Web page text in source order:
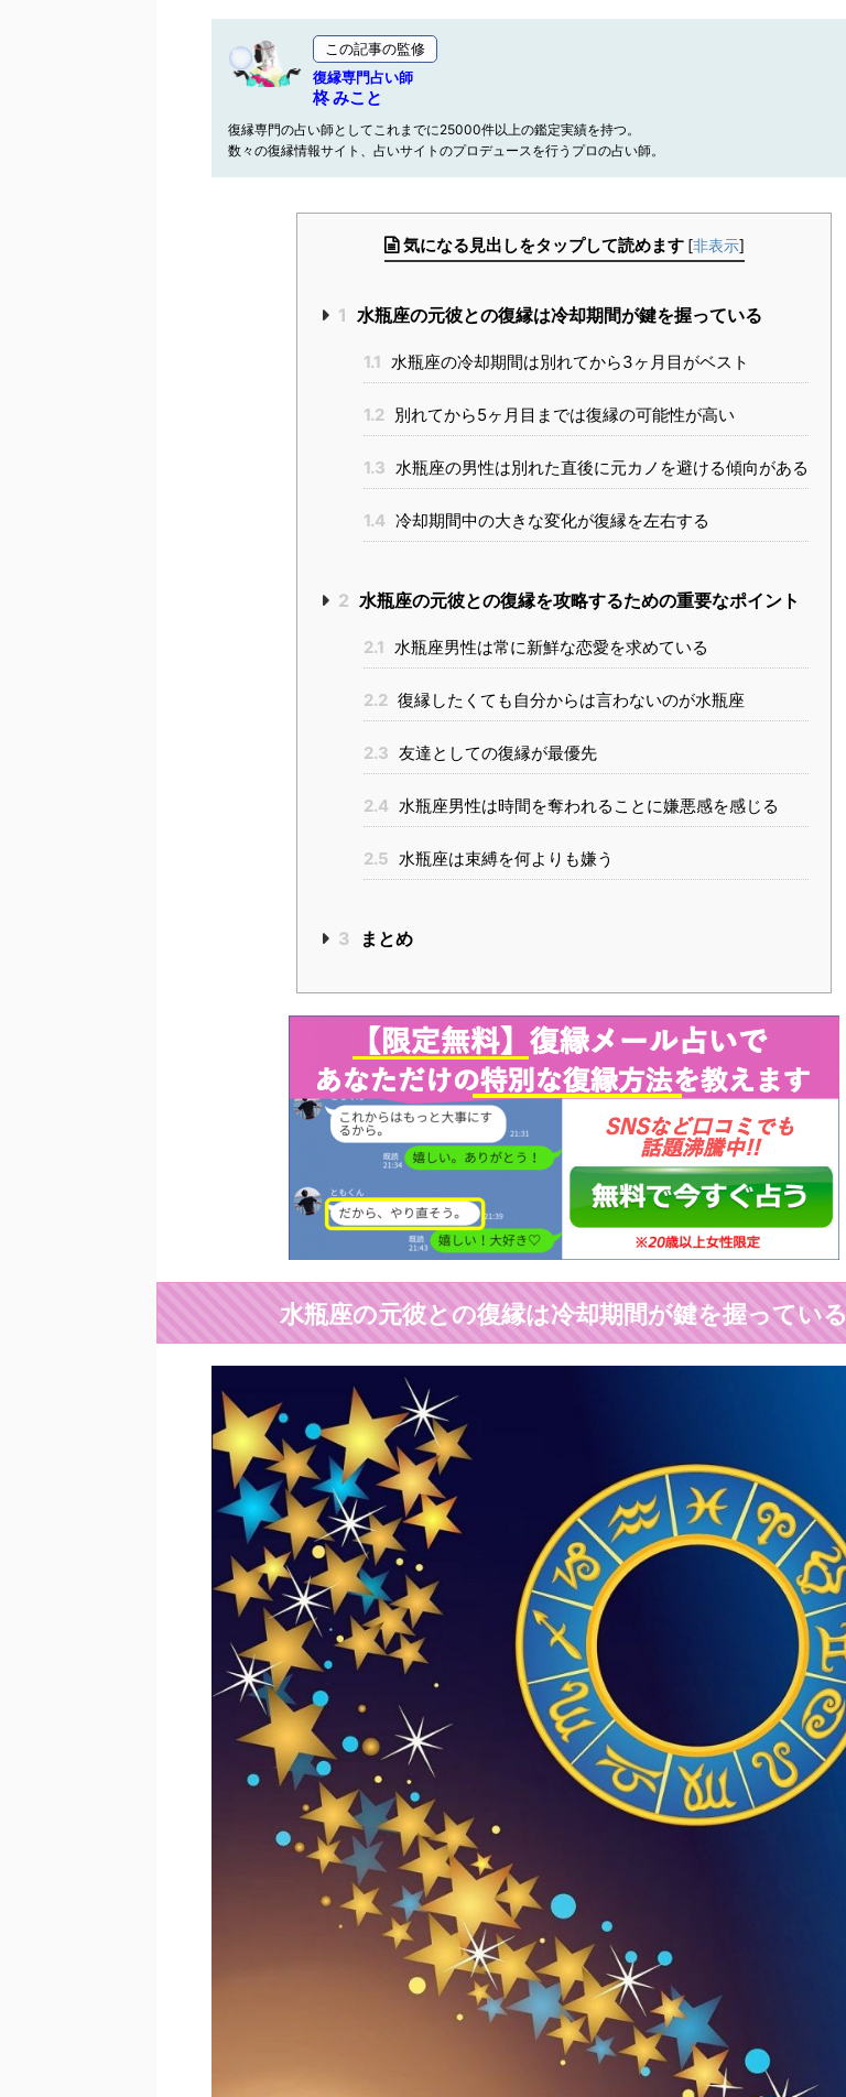
この記事の監修
復縁専門占い師
柊 みこと
復縁専門の占い師としてこれまでに25000件以上の鑑定実績を持つ。
数々の復縁情報サイト、占いサイトのプロデュースを行うプロの占い師。
気になる見出しをタップして読めます [非表示]
1 水瓶座の元彼との復縁は冷却期間が鍵を握っている
1.1 水瓶座の冷却期間は別れてから3ヶ月目がベスト
1.2 別れてから5ヶ月目までは復縁の可能性が高い
1.3 水瓶座の男性は別れた直後に元カノを避ける傾向がある
1.4 冷却期間中の大きな変化が復縁を左右する
2 水瓶座の元彼との復縁を攻略するための重要なポイント
2.1 水瓶座男性は常に新鮮な恋愛を求めている
2.2 復縁したくても自分からは言わないのが水瓶座
2.3 友達としての復縁が最優先
2.4 水瓶座男性は時間を奪われることに嫌悪感を感じる
2.5 水瓶座は束縛を何よりも嫌う
3 まとめ
水瓶座の元彼との復縁は冷却期間が鍵を握っている